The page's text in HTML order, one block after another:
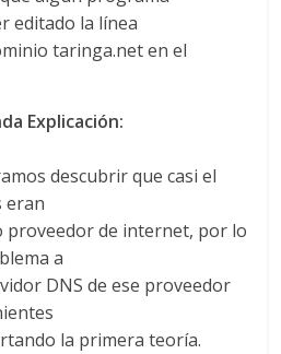
editado la línea
taringa.net en el
Explicación:
descubrir que casi el
eran
proveedor de internet, por lo
a
DNS de ese proveedor
la primera teoría.